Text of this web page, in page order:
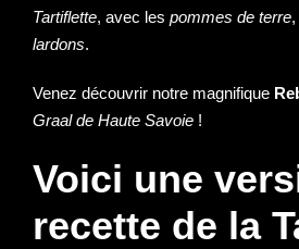
Tartiflette, avec les pommes de terre
lardons.
Venez découvrir notre magnifique
Graal de Haute Savoie !
Voici une
recette de la